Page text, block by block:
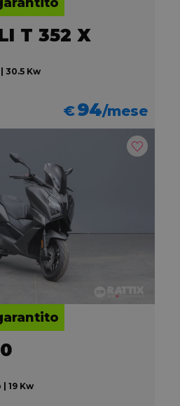
T 352 X
30.5 Kw
€94/mese
19 Kw